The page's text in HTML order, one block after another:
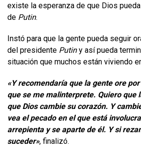
existe la esperanza de que Dios
de Putin.
Instó para que la gente pueda seguir
del presidente Putiny así pueda
situación que muchos están viviendo
«Y recomendaría que la gente ore
que se me malinterprete. Quiero que
que Dios cambie su corazón. Y
vea el pecado en el que está
arrepienta y se aparte de él. Y si
suceder», finalizó.